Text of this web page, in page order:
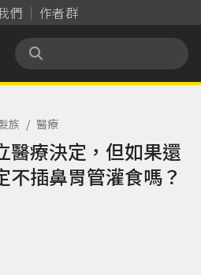
們 作者群
族 / 醫療
醫療決定，但如果還
不插鼻胃管灌食嗎？